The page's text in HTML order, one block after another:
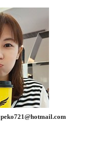
peko721@hotmail.com